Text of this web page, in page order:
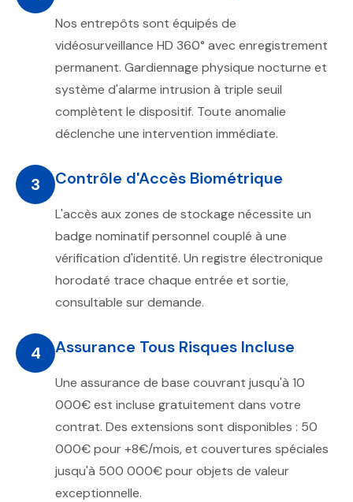
Nos entrepôts sont équipés de
vidéosurveillance HD 360° avec enregistrement
permanent. Gardiennage physique nocturne et
système d'alarme intrusion à triple seuil
complètent le dispositif. Toute anomalie
déclenche une intervention immédiate.
3 Contrôle d'Accès Biométrique
L'accès aux zones de stockage nécessite un
badge nominatif personnel couplé à une
vérification d'identité. Un registre électronique
horodaté trace chaque entrée et sortie,
consultable sur demande.
4 Assurance Tous Risques Incluse
Une assurance de base couvrant jusqu'à 10
000€ est incluse gratuitement dans votre
contrat. Des extensions sont disponibles : 50
000€ pour +8€/mois, et couvertures spéciales
jusqu'à 500 000€ pour objets de valeur
exceptionnelle.